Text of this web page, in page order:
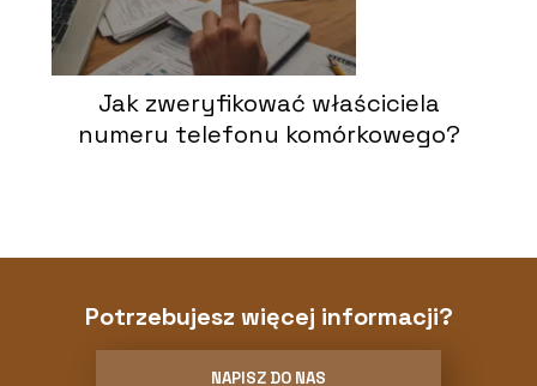
Jak zweryfikować właściciela
numeru telefonu komórkowego?
Potrzebujesz więcej informacji?
NAPISZ DO NAS